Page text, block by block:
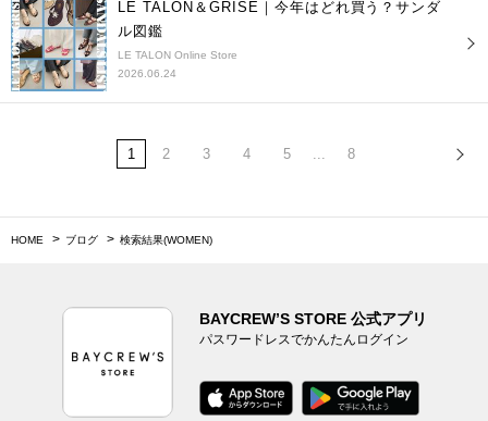
LE TALON＆GRISE｜今年はどれ買う？サンダ
ル図鑑
LE TALON Online Store
2026.06.24
1 2 3 4 5 ... 8
HOME ブログ 検索結果(WOMEN)
BAYCREW’S STORE 公式アプリ
パスワードレスでかんたんログイン